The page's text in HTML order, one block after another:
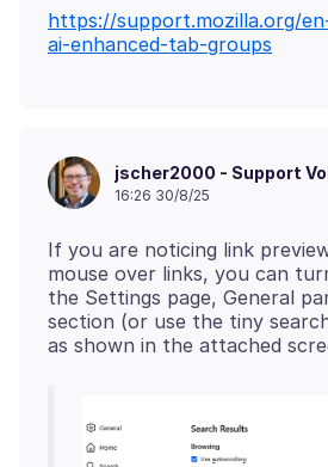
https://support.mozilla.org/
ai-enhanced-tab-groups
jscher2000 - Support
16:26 30/8/25
If you are noticing link
mouse over links, you can
the Settings page, General
section (or use the tiny